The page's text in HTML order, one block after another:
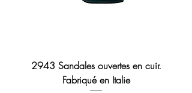
2943 Sandales ouvertes en cuir.
Fabriqué en Italie